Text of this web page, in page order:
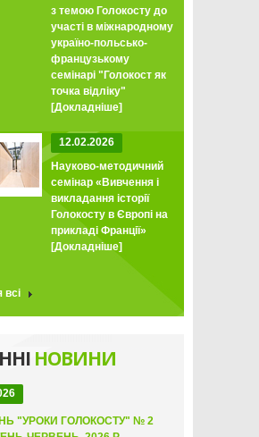
з темою Голокосту до
участі в міжнародному
україно-польсько-
французькому
семінарі "Голокост як
точка відліку"
[Докладніше]
12.02.2026
Науково-методичний
семінар «Вивчення і
викладання історії
Голокосту в Європі на
прикладі Франції»
[Докладніше]
всі
НОВИНИ
"УРОКИ ГОЛОКОСТУ" № 2